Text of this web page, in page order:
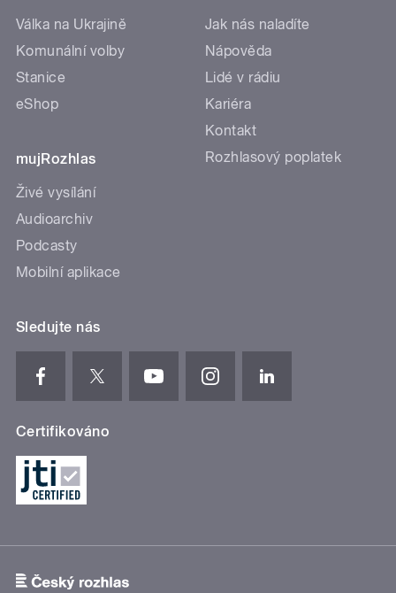
Válka na Ukrajině
Komunální volby
Stanice
eShop
mujRozhlas
Živé vysílání
Audioarchiv
Podcasty
Mobilní aplikace
Jak nás naladíte
Nápověda
Lidé v rádiu
Kariéra
Kontakt
Rozhlasový poplatek
Sledujte nás
Certifikováno